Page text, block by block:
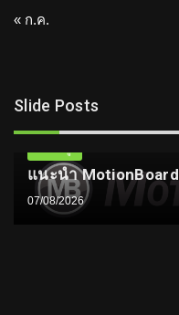
« ก.ค.
Slide Posts
แนะนำ MotionBoard
07/08/2026